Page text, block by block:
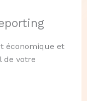
économique et
de votre